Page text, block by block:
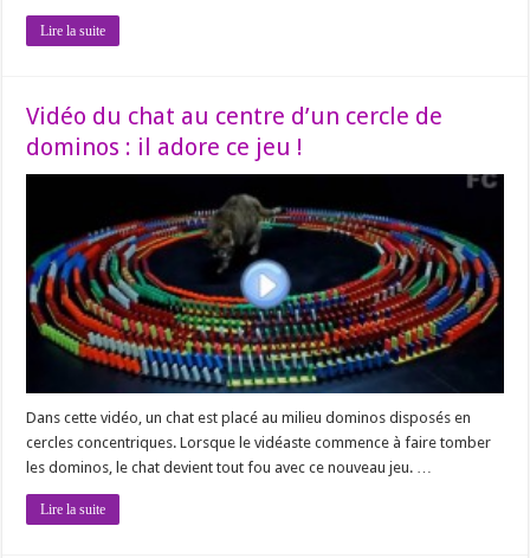
Lire la suite
Vidéo du chat au centre d’un cercle de
dominos : il adore ce jeu !
Dans cette vidéo, un chat est placé au milieu dominos disposés en
cercles concentriques. Lorsque le vidéaste commence à faire tomber
les dominos, le chat devient tout fou avec ce nouveau jeu. …
Lire la suite